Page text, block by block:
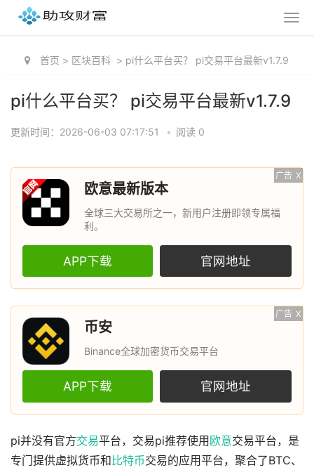
首页 > 区块百科 > pi什么平台买？ pi交易平台最新v1.7.9
pi什么平台买？ pi交易平台最新v1.7.9
更新时间：2026-06-03 07:17:51 • 阅读 0
广告 X
欧意最新版本
全球三大交易所之一，新用户注册即领专属福
利。
APP下载 官网地址
广告 X
币安
Binance全球加密货币交易平台
APP下载 官网地址
pi并没有官方交易平台，交易pi推荐使用 欧意交易平台，是
专门提供虚拟货币和 比特币交易的应用平台，聚合了BTC、